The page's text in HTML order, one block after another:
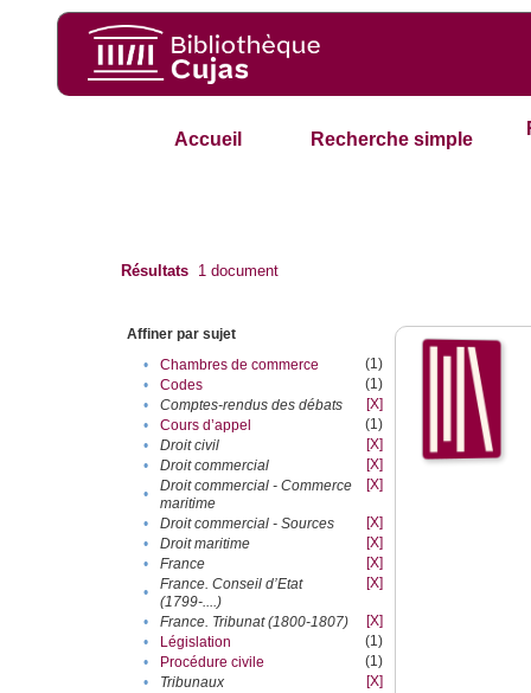
Accueil Recherche simple
Résultats 1 document
Affiner par sujet
•
Chambres de commerce
(1)
•
Codes
(1)
•
Comptes-rendus des débats
[X]
•
Cours d’appel
(1)
•
Droit civil
[X]
•
Droit commercial
[X]
•
Droit commercial - Commerce
maritime
[X]
• Droit commercial - Sources
[X]
•
Droit maritime
[X]
•
France
[X]
•
France. Conseil d’Etat
(1799-....)
[X]
• France. Tribunat (1800-1807)
[X]
•
Législation
(1)
•
Procédure civile
(1)
•
Tribunaux
[X]